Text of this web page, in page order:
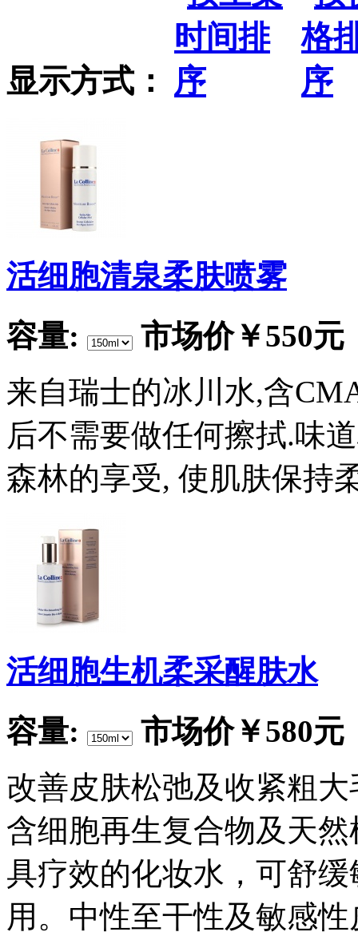
显示方式：
活细胞清泉柔肤喷雾
容量:
市场价￥550元
来自瑞士的冰川水,含
后不需要做任何擦拭.味
森林的享受, 使肌肤保持
活细胞生机柔采醒肤水
容量:
市场价￥580元
改善皮肤松弛及收紧粗
含细胞再生复合物及天
具疗效的化妆水，可舒
用。中性至干性及敏感